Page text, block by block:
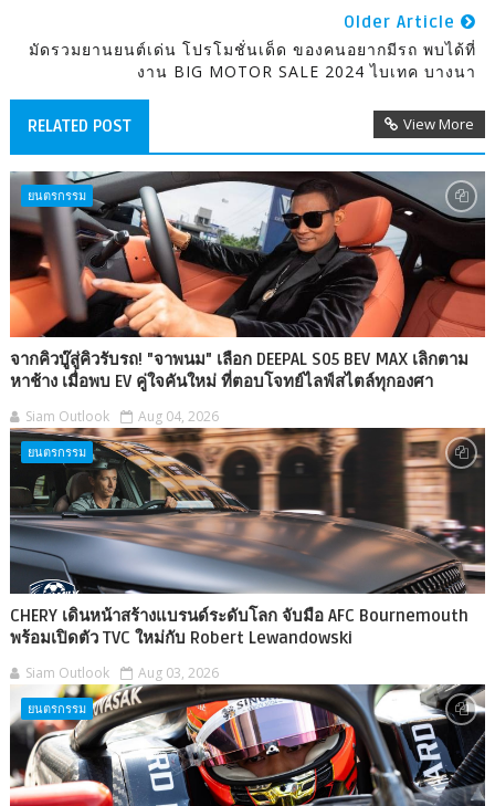
Older Article
มัดรวมยานยนต์เด่น โปรโมชั่นเด็ด ของคนอยากมีรถ พบได้ที่
งาน BIG MOTOR SALE 2024 ไบเทค บางนา
RELATED POST View More
ยนตรกรรม
จากคิวบู๊สู่คิวรับรถ! "จาพนม" เลือก DEEPAL S05 BEV MAX เลิกตาม
หาช้าง เมื่อพบ EV คู่ใจคันใหม่ ที่ตอบโจทย์ไลฟ์สไตล์ทุกองศา
Siam Outlook Aug 04, 2026
ยนตรกรรม
CHERY เดินหน้าสร้างแบรนด์ระดับโลก จับมือ AFC Bournemouth
พร้อมเปิดตัว TVC ใหม่กับ Robert Lewandowski
Siam Outlook Aug 03, 2026
ยนตรกรรม